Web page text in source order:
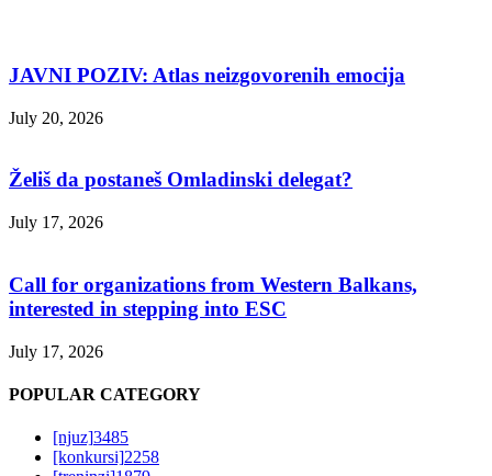
JAVNI POZIV: Atlas neizgovorenih emocija
July 20, 2026
Želiš da postaneš Omladinski delegat?
July 17, 2026
Call for organizations from Western Balkans,
interested in stepping into ESC
July 17, 2026
POPULAR CATEGORY
[njuz]3485
[konkursi]2258